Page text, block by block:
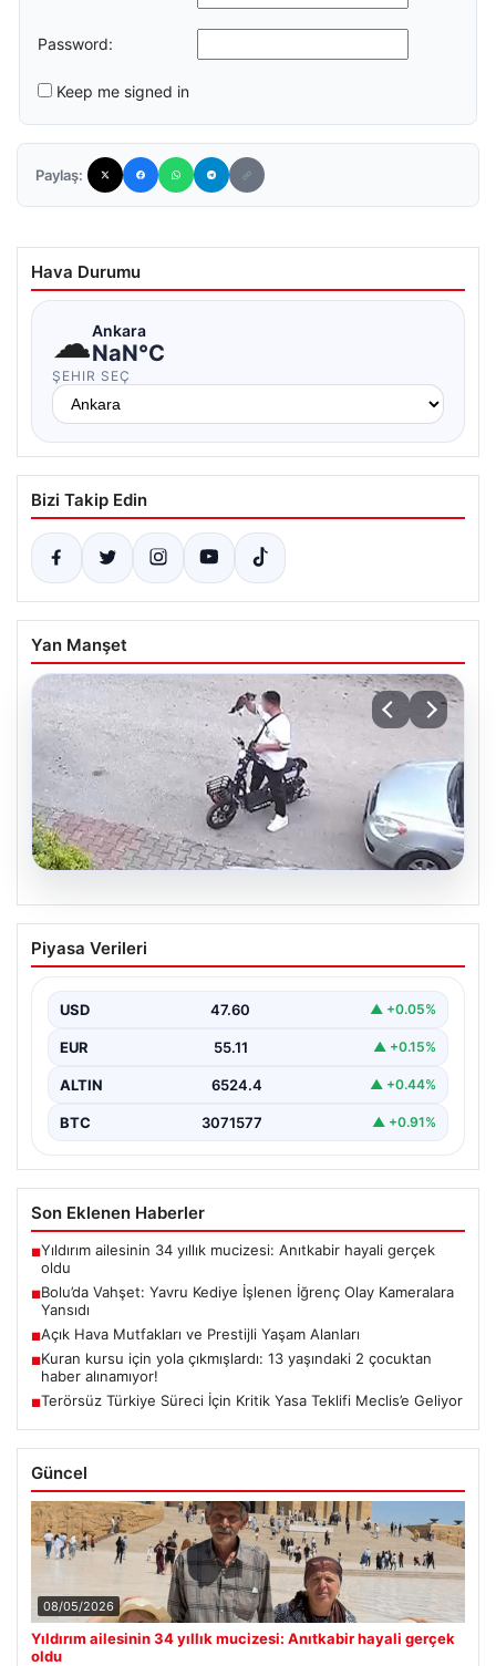
Password:
Keep me signed in
Paylaş:
Hava Durumu
☁Ankara
NaN°C
ŞEHIR SEÇ
Bizi Takip Edin
Yan Manşet
Bolu’da Vahşet: Yavru Kediye İşlenen
İğrenç Olay Kameralara Yansıdı
günlerde meydana gelen korkutucu olay, bölgedeki
sakinleri derinden sarstı. Elektrikli…
Piyasa Verileri
USD 47.60 ▲ +0.05%
EUR 55.11 ▲ +0.15%
ALTIN 6524.4 ▲ +0.44%
BTC 3071577 ▲ +0.91%
Son Eklenen Haberler
■Yıldırım ailesinin 34 yıllık mucizesi: Anıtkabir hayali gerçek
oldu
■Bolu’da Vahşet: Yavru Kediye İşlenen İğrenç Olay Kameralara
Yansıdı
■Açık Hava Mutfakları ve Prestijli Yaşam Alanları
■Kuran kursu için yola çıkmışlardı: 13 yaşındaki 2 çocuktan
haber alınamıyor!
■Terörsüz Türkiye Süreci İçin Kritik Yasa Teklifi Meclis’e Geliyor
Güncel
08/05/2026
Yıldırım ailesinin 34 yıllık mucizesi: Anıtkabir hayali gerçek
oldu